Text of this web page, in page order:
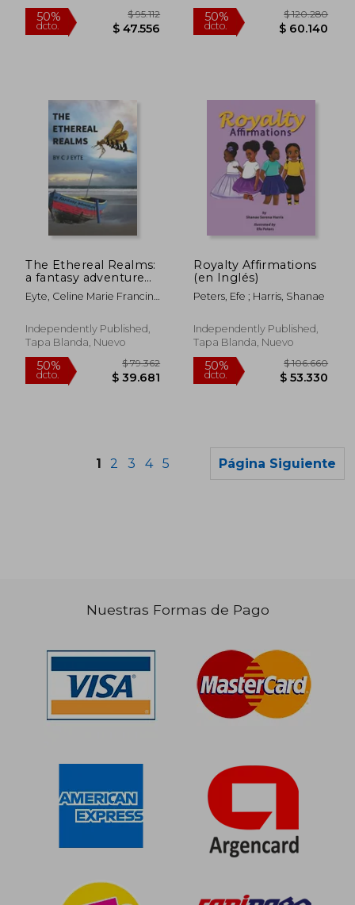
dcto. $ 40.467 dcto. $
dcto. $ 42.186 dcto.
Inspi (en Inglés)
The Ethereal Realms:
a fantasy adventure
(en Inglés)
Eyte, Celine Marie Francine
Independently Published,
Tapa Blanda, Nuevo
Royalty Affirmations
(en Inglés)
Peters, Efe ; Harris, Shanae
Independently Published,
Tapa Blanda, Nuevo
1 2 3 4 5 Página Siguiente
Nuestras Formas de Pago